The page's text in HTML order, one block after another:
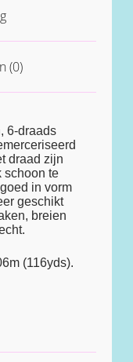
(0)
6-draads
draad zijn
schoon te
in vorm
geschikt
breien
(116yds).